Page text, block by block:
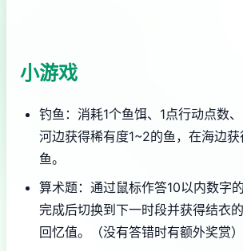
小游戏
钓鱼：消耗1个鱼饵、1点行动点数
河边获得稀有度1~2的鱼，在海边
鱼。
算术题：通过鼠标作答10以内数字
完成后切换到下一时段并获得结衣的
回忆值。（没有答错时有额外奖赏）